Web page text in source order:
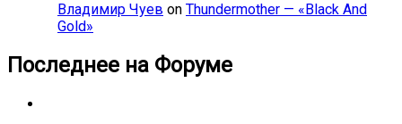
Владимир Чуев on Thundermother — «Black And
Gold»
Последнее на Форуме